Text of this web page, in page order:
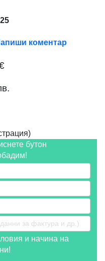
коментар
бутон
и начина на